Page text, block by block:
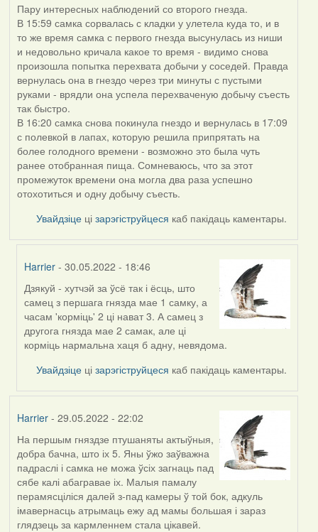
Пару интересных наблюдений со второго гнезда.
В 15:59 самка сорвалась с кладки у улетела куда то, и в
то же время самка с первого гнезда высунулась из ниши
и недовольно кричала какое то время - видимо снова
произошла попытка перехвата добычи у соседей. Правда
вернулась она в гнездо через три минуты с пустыми
руками - врядли она успела перехваченую добычу съесть
так быстро.
В 16:20 самка снова покинула гнездо и вернулась в 17:09
с полевкой в лапах, которую решила припрятать на
более голодного времени - возможно это была чуть
ранее отобранная пища. Сомневаюсь, что за этот
промежуток времени она могла два раза успешно
отохотиться и одну добычу съесть.
Увайдзіце цізарэгіструйцеся каб пакідаць каментары.
Harrier - 30.05.2022 - 18:46
In
reply
to
by
ZNR
Дзякуй - хутчэй за ўсё так і ёсць, што
самец з першага гнязда мае 1 самку, а
часам 'корміць' 2 ці нават 3. А самец з
другога гнязда мае 2 самак, але ці
корміць нармальна хаця б адну, невядома.
Увайдзіце цізарэгіструйцеся каб пакідаць каментары.
Harrier- 29.05.2022 - 22:02
На першым гняздзе птушаняты актыўныя,
добра бачна, што іх 5. Яны ўжо заўважна
падраслі і самка не можа ўсіх загнаць пад
сябе калі абагравае іх. Малыя памалу
перамясціліся далей з-пад камеры ў той бок, адкуль
імавернасць атрымаць ежу ад мамы большая і зараз
глядзець за кармленнем стала цікавей.